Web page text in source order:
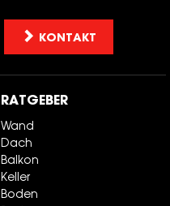
KONTAKT
RATGEBER
Wand
Dach
Balkon
Keller
Boden